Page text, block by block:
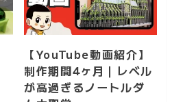
【YouTube動画紹介】
制作期間4ヶ月｜レベル
が高過ぎるノートルダ